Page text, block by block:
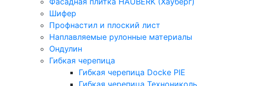
Шифер
Профнастил и плоский лист
Наплавляемые рулонные материалы
Ондулин
Гибкая черепица
Гибкая черепица Docke PIE